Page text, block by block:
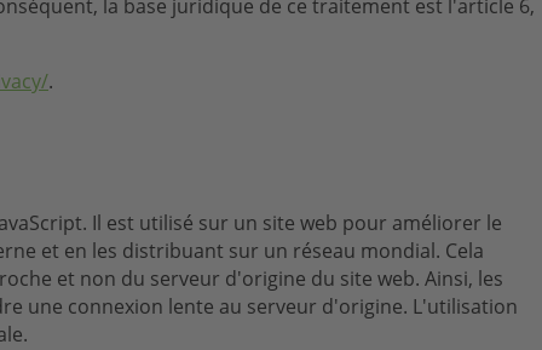
la base juridique de ce traitement est l'article 6,
.
Il est utilisé sur un site web pour améliorer le
et en les distribuant sur un réseau mondial. Cela
et non du serveur d'origine du site web. Ainsi, les
une connexion lente au serveur d'origine. L'utilisation